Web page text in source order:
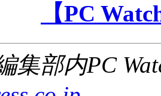
【PC
集部内PC